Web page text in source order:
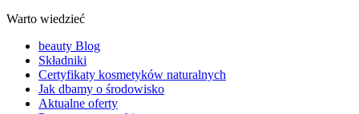
Warto wiedzieć
beauty Blog
Składniki
Certyfikaty kosmetyków naturalnych
Jak dbamy o środowisko
Aktualne oferty